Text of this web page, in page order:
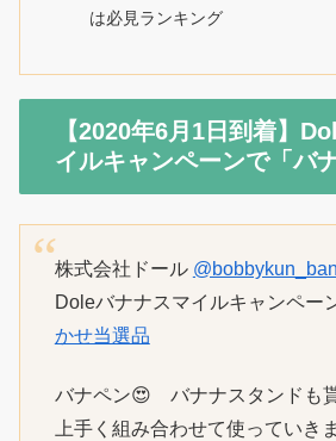
は必見ランキング
【2020年6月1日到着】
イルキャンペーンで「バ
株式会社ドール
Doleバナナスマイルキャンペー
かせ当選品
バナペン😍 バナナスタンドも
上手く組み合わせて使っていき